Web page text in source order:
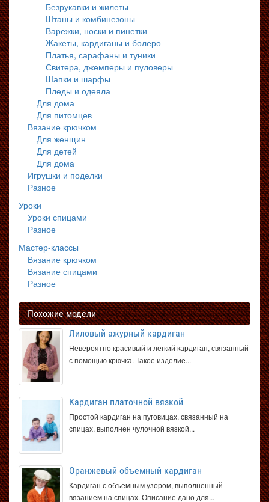
Безрукавки и жилеты
Штаны и комбинезоны
Варежки, носки и пинетки
Жакеты, кардиганы и болеро
Платья, сарафаны и туники
Свитера, джемперы и пуловеры
Шапки и шарфы
Пледы и одеяла
Для дома
Для питомцев
Вязание крючком
Для женщин
Для детей
Для дома
Игрушки и поделки
Разное
Уроки
Уроки спицами
Разное
Мастер-классы
Вязание крючком
Вязание спицами
Разное
Похожие модели
Лиловый ажурный кардиган
Невероятно красивый и легкий кардиган, связанный
с помощью крючка. Такое изделие...
Кардиган платочной вязкой
Простой кардиган на пуговицах, связанный на
спицах, выполнен чулочной вязкой...
Оранжевый объемный кардиган
Кардиган с объемным узором, выполненный
вязанием на спицах. Описание дано для...